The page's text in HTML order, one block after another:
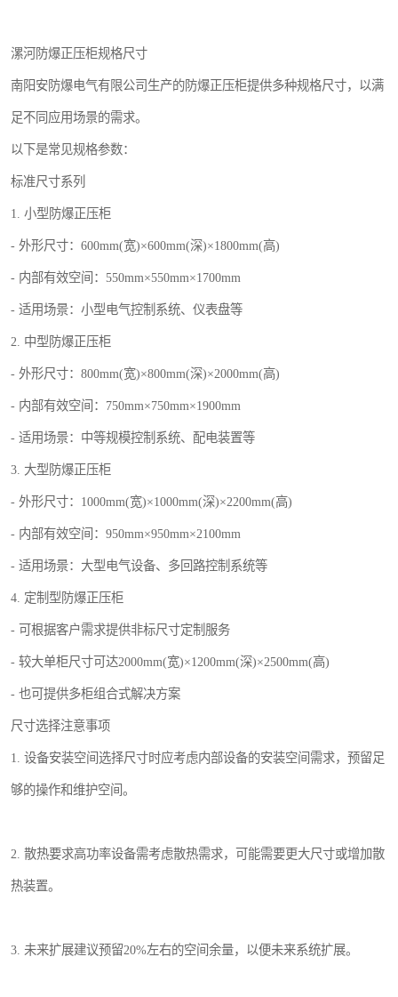
漯河防爆正压柜规格尺寸
南阳安防爆电气有限公司生产的防爆正压柜提供多种规格尺寸，以满
足不同应用场景的需求。
以下是常见规格参数：
标准尺寸系列
1. 小型防爆正压柜
- 外形尺寸：600mm(宽)×600mm(深)×1800mm(高)
- 内部有效空间：550mm×550mm×1700mm
- 适用场景：小型电气控制系统、仪表盘等
2. 中型防爆正压柜
- 外形尺寸：800mm(宽)×800mm(深)×2000mm(高)
- 内部有效空间：750mm×750mm×1900mm
- 适用场景：中等规模控制系统、配电装置等
3. 大型防爆正压柜
- 外形尺寸：1000mm(宽)×1000mm(深)×2200mm(高)
- 内部有效空间：950mm×950mm×2100mm
- 适用场景：大型电气设备、多回路控制系统等
4. 定制型防爆正压柜
- 可根据客户需求提供非标尺寸定制服务
- 较大单柜尺寸可达2000mm(宽)×1200mm(深)×2500mm(高)
- 也可提供多柜组合式解决方案
尺寸选择注意事项
1. 设备安装空间选择尺寸时应考虑内部设备的安装空间需求，预留足
够的操作和维护空间。
2. 散热要求高功率设备需考虑散热需求，可能需要更大尺寸或增加散
热装置。
3. 未来扩展建议预留20%左右的空间余量，以便未来系统扩展。